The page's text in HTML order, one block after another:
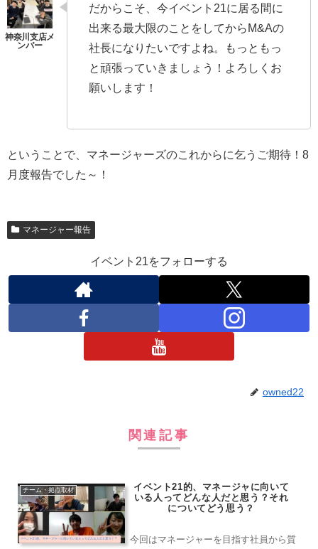
だからこそ、今イベント21に居る間に
出来る最大限のことをしてからM&Aの
社長になりたいですよね。もっともっ
と頑張っていきましょう！よろしくお
願いします！
ということで、マネージャーズのこれからに乞うご期待！8
月度報告でした～！
マネージャー報告
イベント21をフォローする
owned22
関連記事
チーム・拠点取材
イベント21的、マネージャに向いて
いる人ってどんな人だと思う？それ
についてどう思う？
今回はマネージャーを目指す社員から質